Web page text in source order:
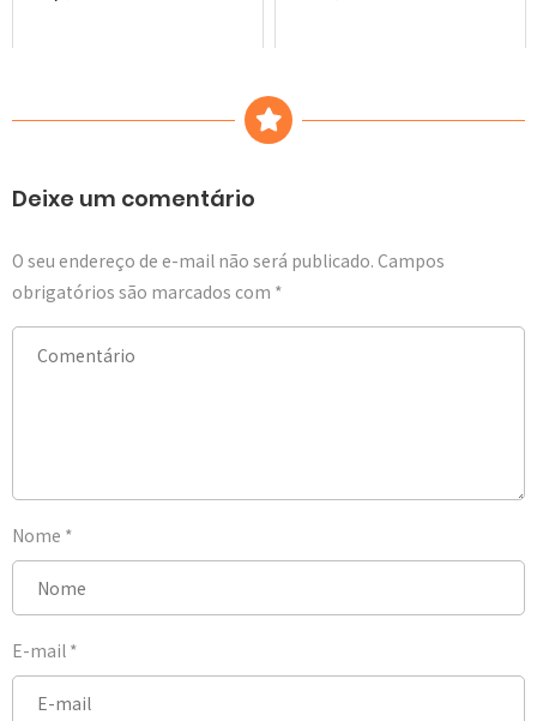
Deixe um comentário
O seu endereço de e-mail não será publicado. Campos
obrigatórios são marcados com *
Nome *
E-mail *